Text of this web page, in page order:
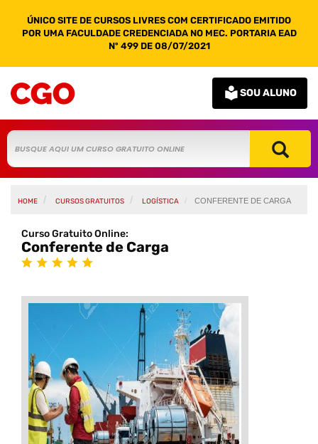
ÚNICO SITE DE CURSOS LIVRES COM CERTIFICADO EMITIDO
POR UMA FACULDADE CREDENCIADA NO MEC. PORTARIA EAD
Nº 499 DE 08/07/2021
SOU ALUNO
HOME CURSOS GRATUITOS LOGÍSTICA CONFERENTE DE CARGA
Curso Gratuito Online:
Conferente de Carga